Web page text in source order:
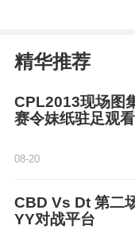
精华推荐
CPL2013现场图
赛令妹纸驻足观看
08-20
CBD Vs Dt 第二
YY对战平台